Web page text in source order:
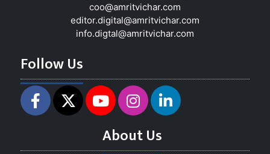
coo@amritvichar.com
editor.digital@amritvichar.com
info.digtal@amritvichar.com
Follow Us
About Us